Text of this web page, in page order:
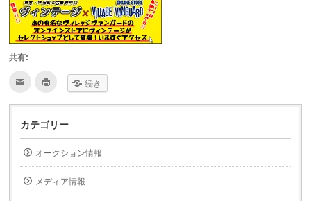
共有:
ク
て
友
達
へ
メ
ー
で
送
信
ク
て
印
刷
(新
し
い
ィ
ン
ド
続き
カテゴリー
オークション情報
メディア情報